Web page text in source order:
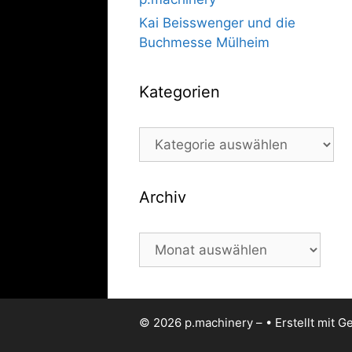
Kai Beisswenger und die
Buchmesse Mülheim
Kategorien
Kategorien
Archiv
Archiv
© 2026 p.machinery – • Erstellt mit